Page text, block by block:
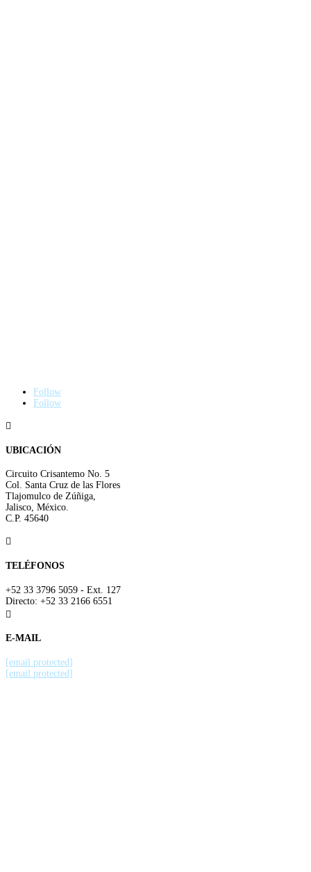
Follow
Follow

UBICACIÓN
Circuito Crisantemo No. 5
Col. Santa Cruz de las Flores
Tlajomulco de Zúñiga,
Jalisco, México.
C.P. 45640

TELÉFONOS
+52 33 3796 5059 - Ext. 127
Directo: +52 33 2166 6551

E-MAIL
[email protected]
[email protected]